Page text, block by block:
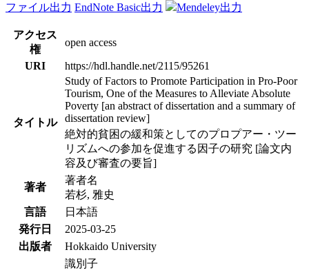
ファイル出力 EndNote Basic出力 Mendeley出力
アクセス
権
open access
URI
https://hdl.handle.net/2115/95261
タイトル
Study of Factors to Promote Participation in Pro-Poor
Tourism, One of the Measures to Alleviate Absolute
Poverty [an abstract of dissertation and a summary of
dissertation review]
絶対的貧困の緩和策としてのプロプアー・ツー
リズムへの参加を促進する因子の研究 [論文内
容及び審査の要旨]
著者
著者名
若杉, 雅史
言語
日本語
発行日
2025-03-25
出版者
Hokkaido University
識別子